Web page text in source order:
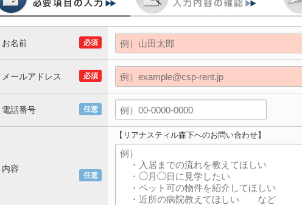
必須
お名前
必須
メールアドレス
任意
電話番号
任意
内容
【リアナスティル森下へのお問い合わせ】